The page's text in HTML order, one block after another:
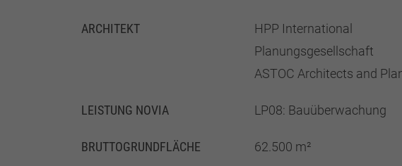
ARCHITEKT
HPP International
Planungsgesellschaft
ASTOC Architects and
LEISTUNG NOVIA LP08: Bauüberwachung
BRUTTO­GRUND­FLÄCHE 62.500 m²